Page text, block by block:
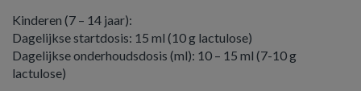
Kinderen (7 – 14 jaar):
Dagelijkse startdosis: 15 ml (10 g lactulose)
Dagelijkse onderhoudsdosis (ml): 10 – 15 ml (7-10 g
lactulose)